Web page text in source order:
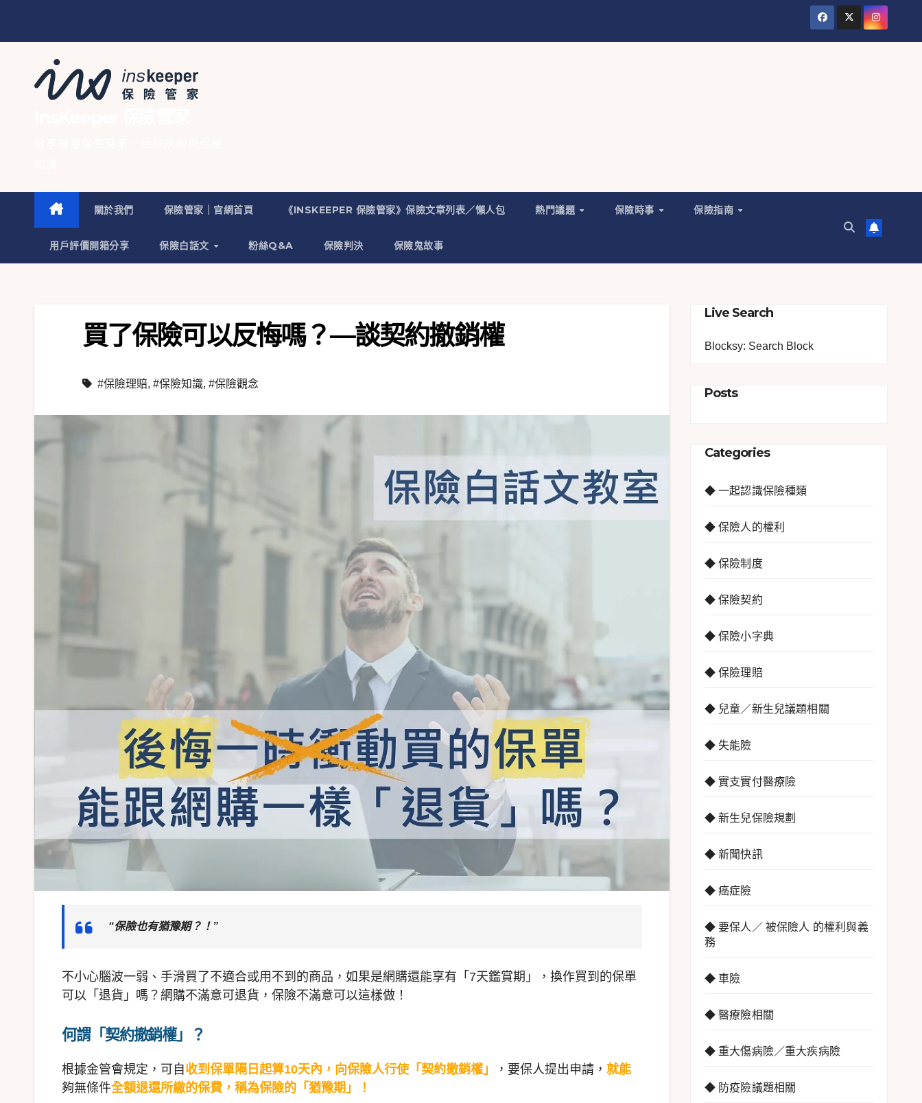
關於我們 保險管家｜官網首頁 《INSKEEPER 保險管家》保險文章列表／懶人包 熱門議題 保險時事 保險指南
用戶評價開箱分享 保險白話文 粉絲Q&A 保險判決 保險鬼故事
買了保險可以反悔嗎？—談契約撤銷權
#保險理賠, #保險知識, #保險觀念
“保險也有猶豫期？！”
不小心腦波一弱、手滑買了不適合或用不到的商品，如果是網購還能享有「7天鑑賞期」，換作買到的保單
可以「退貨」嗎？網購不滿意可退貨，保險不滿意可以這樣做！
何謂「契約撤銷權」？
根據金管會規定，可自收到保單隔日起算10天內，向保險人行使「契約撤銷權」 ，要保人提出申請， 就能
夠無條件全額退還所繳的保費，稱為保險的「猶豫期」！
Live Search
Blocksy: Search Block
Posts
Categories
◆ 一起認識保險種類
◆ 保險人的權利
◆ 保險制度
◆ 保險契約
◆ 保險小字典
◆ 保險理賠
◆ 兒童／新生兒議題相關
◆ 失能險
◆ 實支實付醫療險
◆ 新生兒保險規劃
◆ 新聞快訊
◆ 癌症險
◆ 要保人／ 被保險人 的權利與義
務
◆ 車險
◆ 醫療險相關
◆ 重大傷病險／重大疾病險
◆ 防疫險議題相關